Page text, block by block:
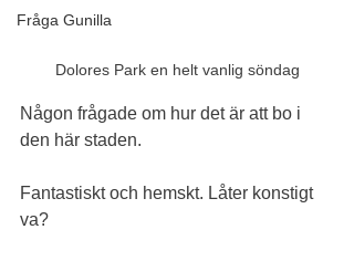
Fråga Gunilla
Dolores Park en helt vanlig söndag
Någon frågade om hur det är att bo i
den här staden.
Fantastiskt och hemskt. Låter konstigt
va?